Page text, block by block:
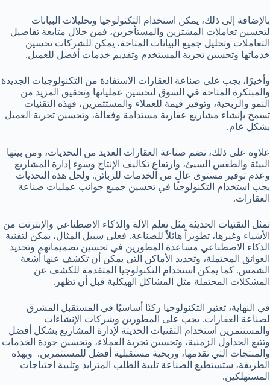
بالإضافة إلى ذلك، يمكن استخدام التكنولوجيا وتحليلات البيانات
لتحسين تعاملات المشترين والمستأجرين، فمن خلال متابعة تفاصيل
التعاملات وتحليل جميع البيانات المتاحة، يمكن للشركات تحسين
خدماتها وتحسين تجربة المستخدم وتقديم خدمات أفضل للعميل.
وأخيرًا، يجب على صناعة العقارات الاستفادة من التكنولوجيات الجديدة
والمبتكرة المتاحة في السوق لتحسين عملياتها وتحقيق المزيد من
النمو والربحية، وتوفير قيمة للعملاء والمستثمرين، فهذه التقنيات
تسمح بإنشاء مشاريع عقارية مستدامة وفعالة، وتحسين تجربة العميل
بشكل عام.
علاوة على ذلك، تضم صناعة العقارات العديد من التحديات، ومن بينها
البيئة والطقس السيئ، وارتفاع تكاليف الإنتاج وسوء إدارة المشاريع
وعدم توفير مستوى عالٍ من الخدمات للزبائن. ولحل هذه التحديات
يجب استخدام التكنولوجيا في تحسين جميع جوانب عمليات صناعة
العقارات.
تمثل التقنيات الحديثة مثل تعلم الآلة والذكاء الاصطناعي والإنترنت من
الأشياء وغيرها، تطويراً هائلاً للصناعة. فعلى سبيل المثال، يمكن لتقنية
الذكاء الاصطناعي مساعدة المطورين في تحسين تصميماتهم وتحديد
العوائق المحتملة، وتحديد الأماكن التي يمكن أن تكشف عنها أشعة
الشمس. كما يمكن استخدام التكنولوجيا المتقدمة للكشف عن
المشكلات المحتملة مثل المشاكل الهيكلية قبل أن تظهر.
في النهاية، تعتبر التكنولوجيا ركنًا أساسيًا في المستقبل المشرق
لصناعة العقارات. يجب على المطورين وشركات الإنشاءات
والمستثمرين استخدام التقنيات الحديثة لإدارة المشاريع بشكل أفضل
وتتبع الجداول الزمنية، وتحسين تجربة العملاء، وتحسين جودة الخدمات
والمنتجات التي تقدمها، وربحية مستقبلية أفضل للمستثمرين. وبهذه
الطريقة، ستستطيع الصناعة تلبية الطلب المتزايد وتلبية احتياجات
المستهلكين.